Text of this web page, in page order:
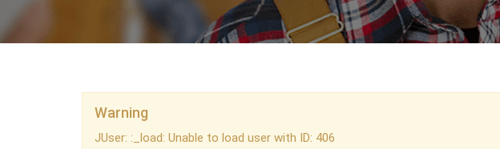
Warning
JUser: :_load: Unable to load user with ID: 406